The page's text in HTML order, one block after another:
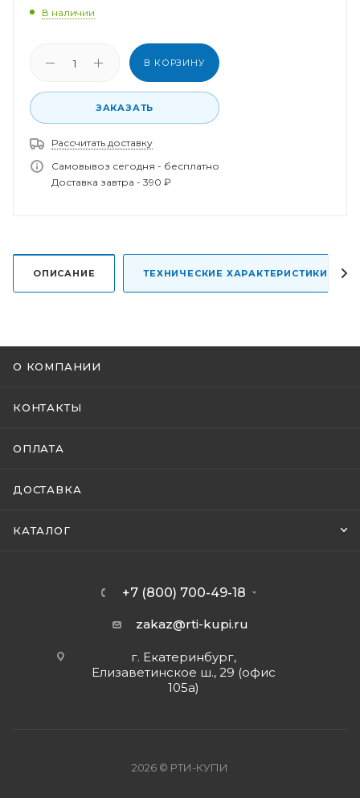
В наличии
В КОРЗИНУ
ЗАКАЗАТЬ
Рассчитать доставку
Самовывоз сегодня - бесплатно
Доставка завтра - 390 ₽
ОПИСАНИЕ ТЕХНИЧЕСКИЕ ХАРАКТЕРИСТИКИ
О КОМПАНИИ
КОНТАКТЫ
ОПЛАТА
ДОСТАВКА
КАТАЛОГ
+7 (800) 700-49-18
zakaz@rti-kupi.ru
г. Екатеринбург,
Елизаветинское ш., 29 (офис
105а)
2026 © РТИ-КУПИ
Спасибо за заказ!
В ближайшее время наш менеджер свяжется с
вами.